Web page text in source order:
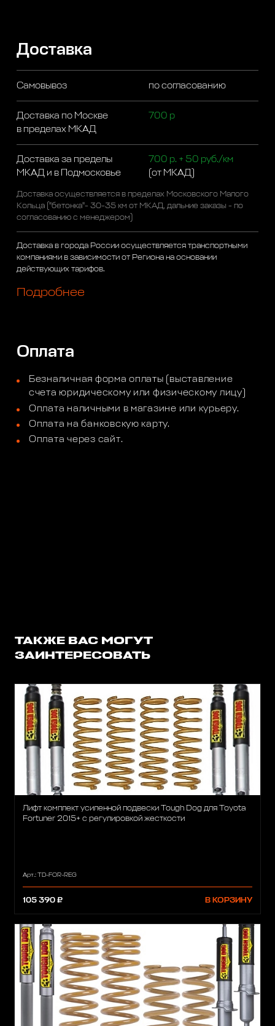
Доставка
Самовывоз по согласованию
Доставка по Москве
в пределах МКАД
700 р
Доставка за пределы
МКАД и в Подмосковье
700 р. + 50 руб./км
(от МКАД)
Доставка осуществляется в пределах Московского Малого
Кольца ("бетонка"- 30-35 км от МКАД, дальние заказы - по
согласованию с менеджером)
Доставка в города России осуществляется транспортными
компаниями в зависимости от Региона на основании
действующих тарифов.
Подробнее
Оплата
Безналичная форма оплаты (выставление
счета юридическому или физическому лицу)
Оплата наличными в магазине или курьеру.
Оплата на банковскую карту.
Оплата через сайт.
ТАКЖЕ ВАС МОГУТ
ЗАИНТЕРЕСОВАТЬ
Лифт комплект усиленной подвески Tough Dog для Toyota
Fortuner 2015+ с регулировкой жесткости
Арт.: TD-FOR-REG
105 390 ₽ В КОРЗИНУ